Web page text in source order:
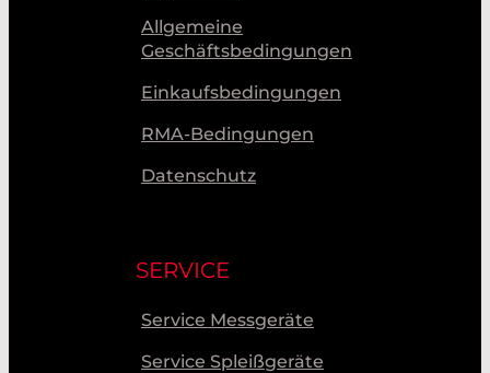
Allgemeine
Geschäftsbedingungen
Einkaufsbedingungen
RMA-Bedingungen
Datenschutz
SERVICE
Service Messgeräte
Service Spleißgeräte